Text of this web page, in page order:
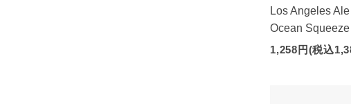
Los Angeles
Ocean Squeeze
1,258円(税込